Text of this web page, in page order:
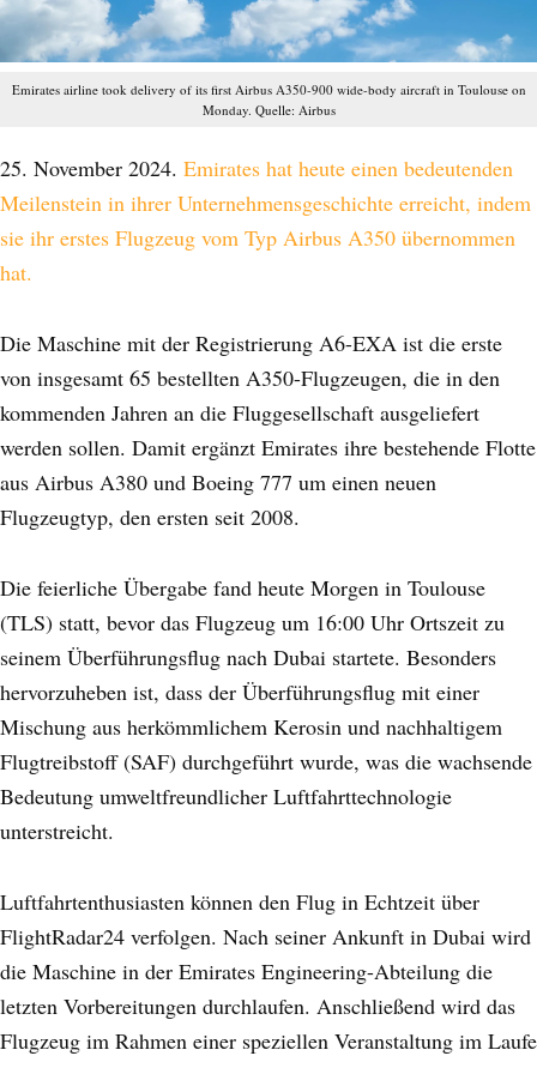
Emirates airline took delivery of its first Airbus A350-900 wide-body aircraft in Toulouse on
Monday. Quelle: Airbus
25. November 2024. Emirates hat heute einen bedeutenden
Meilenstein in ihrer Unternehmensgeschichte erreicht, indem
sie ihr erstes Flugzeug vom Typ Airbus A350 übernommen
hat.
Die Maschine mit der Registrierung A6-EXA ist die erste
von insgesamt 65 bestellten A350-Flugzeugen, die in den
kommenden Jahren an die Fluggesellschaft ausgeliefert
werden sollen. Damit ergänzt Emirates ihre bestehende Flotte
aus Airbus A380 und Boeing 777 um einen neuen
Flugzeugtyp, den ersten seit 2008.
Die feierliche Übergabe fand heute Morgen in Toulouse
(TLS) statt, bevor das Flugzeug um 16:00 Uhr Ortszeit zu
seinem Überführungsflug nach Dubai startete. Besonders
hervorzuheben ist, dass der Überführungsflug mit einer
Mischung aus herkömmlichem Kerosin und nachhaltigem
Flugtreibstoff (SAF) durchgeführt wurde, was die wachsende
Bedeutung umweltfreundlicher Luftfahrttechnologie
unterstreicht.
Luftfahrtenthusiasten können den Flug in Echtzeit über
FlightRadar24 verfolgen. Nach seiner Ankunft in Dubai wird
die Maschine in der Emirates Engineering-Abteilung die
letzten Vorbereitungen durchlaufen. Anschließend wird das
Flugzeug im Rahmen einer speziellen Veranstaltung im Laufe